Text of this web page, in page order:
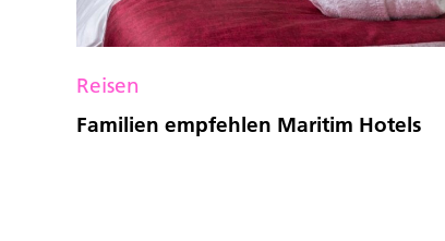
Reisen
Familien empfehlen Maritim Hotels